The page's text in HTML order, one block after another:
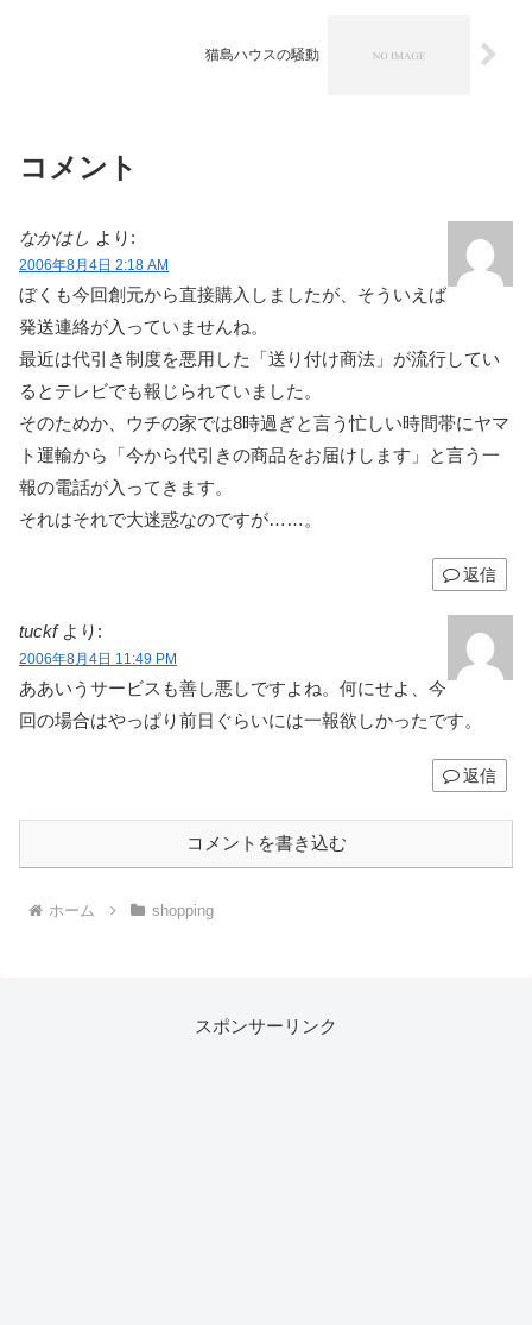
猫島ハウスの騒動
コメント
なかはし より:
2006年8月4日 2:18 AM
ぼくも今回創元から直接購入しましたが、そういえば
発送連絡が入っていませんね。
最近は代引き制度を悪用した「送り付け商法」が流行してい
るとテレビでも報じられていました。
そのためか、ウチの家では8時過ぎと言う忙しい時間帯にヤマ
ト運輸から「今から代引きの商品をお届けします」と言う一
報の電話が入ってきます。
それはそれで大迷惑なのですが……。
返信
tuckf より:
2006年8月4日 11:49 PM
ああいうサービスも善し悪しですよね。何にせよ、今
回の場合はやっぱり前日ぐらいには一報欲しかったです。
返信
コメントを書き込む
ホーム shopping
スポンサーリンク